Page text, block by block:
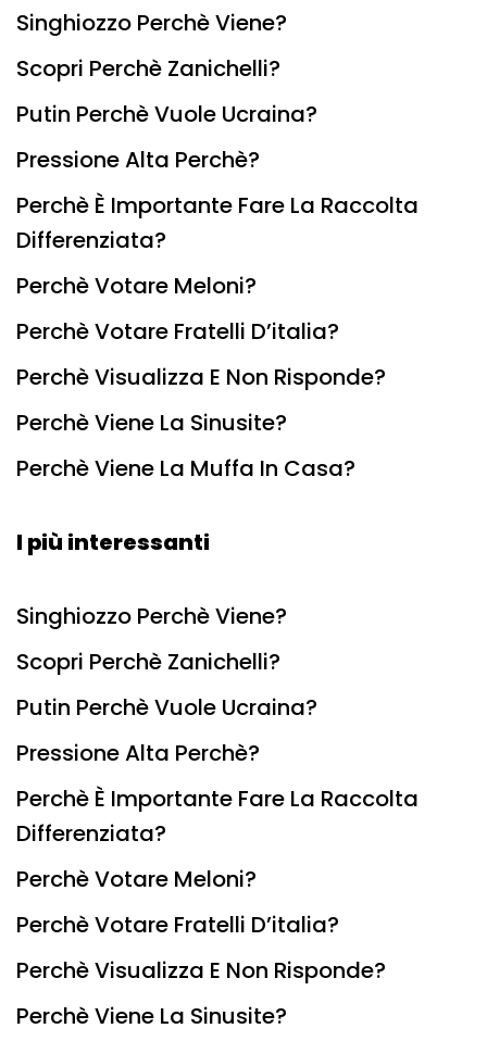
Singhiozzo Perchè Viene?
Scopri Perchè Zanichelli?
Putin Perchè Vuole Ucraina?
Pressione Alta Perchè?
Perchè È Importante Fare La Raccolta
Differenziata?
Perchè Votare Meloni?
Perchè Votare Fratelli D’italia?
Perchè Visualizza E Non Risponde?
Perchè Viene La Sinusite?
Perchè Viene La Muffa In Casa?
I più interessanti
Singhiozzo Perchè Viene?
Scopri Perchè Zanichelli?
Putin Perchè Vuole Ucraina?
Pressione Alta Perchè?
Perchè È Importante Fare La Raccolta
Differenziata?
Perchè Votare Meloni?
Perchè Votare Fratelli D’italia?
Perchè Visualizza E Non Risponde?
Perchè Viene La Sinusite?